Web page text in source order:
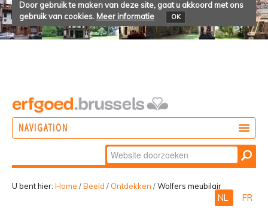
Door gebruik te maken van deze site, gaat u akkoord met ons
gebruik van cookies. Meer informatie OK
NAVIGATION
Zoek
Geavanceerd
zoeken...
U bent hier: Home /Beeld / Ontdekken /Wolfers meubilair
NL FR